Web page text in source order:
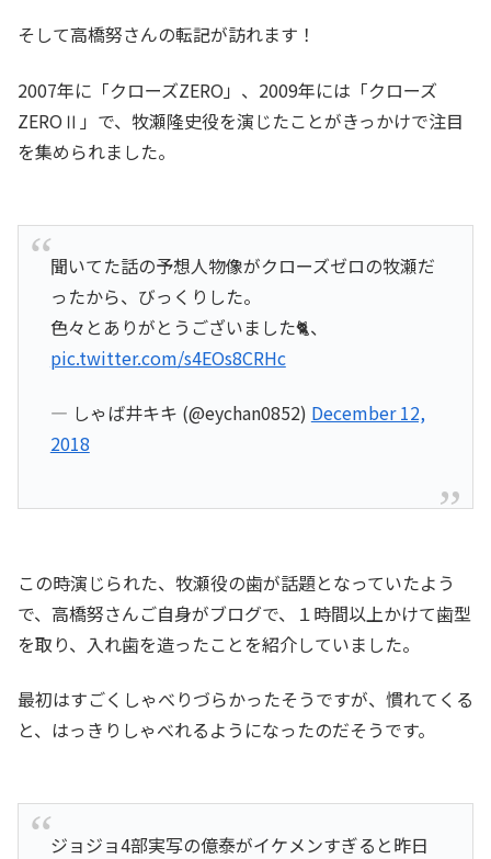
そして高橋努さんの転記が訪れます！
2007年に「クローズZERO」、2009年には「クローズ
ZEROⅡ」で、牧瀬隆史役を演じたことがきっかけで注目
を集められました。
聞いてた話の予想人物像がクローズゼロの牧瀬だ
ったから、びっくりした。
色々とありがとうございました🐈、
pic.twitter.com/s4EOs8CRHc
— しゃば井キキ (@eychan0852) December 12,
2018
この時演じられた、牧瀬役の歯が話題となっていたよう
で、高橋努さんご自身がブログで、１時間以上かけて歯型
を取り、入れ歯を造ったことを紹介していました。
最初はすごくしゃべりづらかったそうですが、慣れてくる
と、はっきりしゃべれるようになったのだそうです。
ジョジョ4部実写の億泰がイケメンすぎると昨日